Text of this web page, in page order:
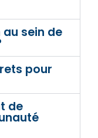
sein de
pour
de